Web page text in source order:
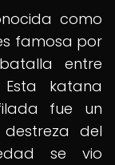
como
famosa por
entre
katana
fue un
del
se vio